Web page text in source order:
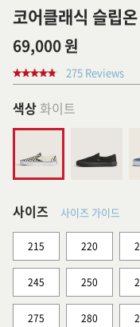
코어클래식 슬립
69,000 원
275 Reviews
색상 화이트
사이즈 사이즈 가이드
215 220
245 250
275 280